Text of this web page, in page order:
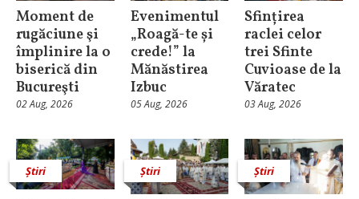
Moment de
rugăciune şi
împlinire la o
biserică din
Bucureşti
02 Aug, 2026
Evenimentul
„Roagă-te și
crede!” la
Mănăstirea
Izbuc
05 Aug, 2026
Sfințirea
raclei celor
trei Sfinte
Cuvioase de la
Văratec
03 Aug, 2026
Știri Știri Știri